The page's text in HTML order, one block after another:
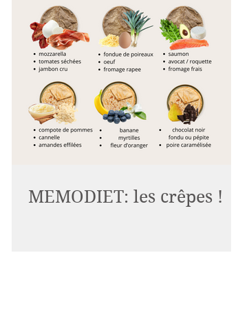
MEMODIET: les crêpes !